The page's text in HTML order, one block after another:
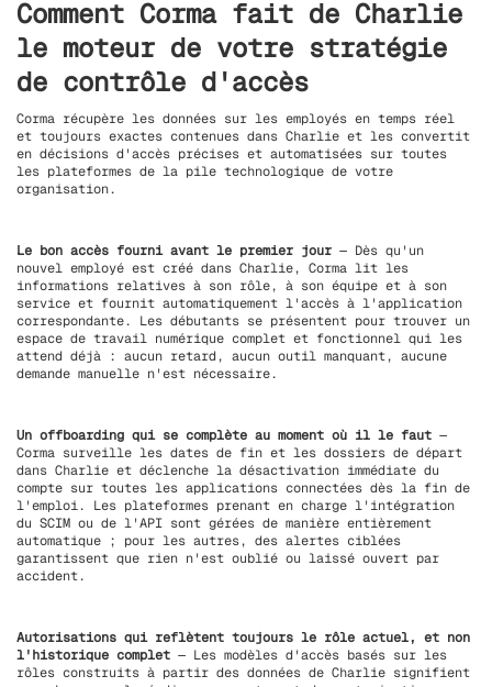
Comment Corma fait de Charlie
le moteur de votre stratégie
de contrôle d'accès
Corma récupère les données sur les employés en temps réel
et toujours exactes contenues dans Charlie et les convertit
en décisions d'accès précises et automatisées sur toutes
les plateformes de la pile technologique de votre
organisation.
Le bon accès fourni avant le premier jour — Dès qu'un
nouvel employé est créé dans Charlie, Corma lit les
informations relatives à son rôle, à son équipe et à son
service et fournit automatiquement l'accès à l'application
correspondante. Les débutants se présentent pour trouver un
espace de travail numérique complet et fonctionnel qui les
attend déjà : aucun retard, aucun outil manquant, aucune
demande manuelle n'est nécessaire.
Un offboarding qui se complète au moment où il le faut —
Corma surveille les dates de fin et les dossiers de départ
dans Charlie et déclenche la désactivation immédiate du
compte sur toutes les applications connectées dès la fin de
l'emploi. Les plateformes prenant en charge l'intégration
du SCIM ou de l'API sont gérées de manière entièrement
automatique ; pour les autres, des alertes ciblées
garantissent que rien n'est oublié ou laissé ouvert par
accident.
Autorisations qui reflètent toujours le rôle actuel, et non
l'historique complet — Les modèles d'accès basés sur les
rôles construits à partir des données de Charlie signifient